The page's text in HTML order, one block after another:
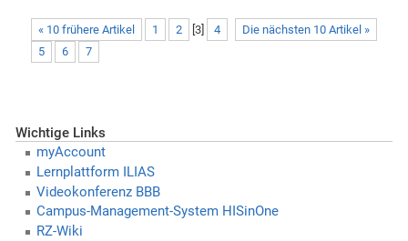
« 10 frühere Artikel Die nächsten 10 Artikel »
1 2 3]
4
5
6 7
Wichtige Links
myAccount
Lernplattform ILIAS
Videokonferenz BBB
Campus-Management-System HISinOne
RZ-Wiki